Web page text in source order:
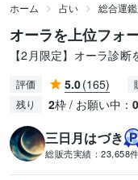
ホーム 占い 総合運
オーラを上位フォ
【2月限定】オーラ診
評価 5.0(165)
残り 2枠 / お願い中： 0
三日月はづき
総販売実績： 23,658件